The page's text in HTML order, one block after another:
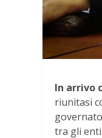
In arrivo
riunitasi
tra gli enti